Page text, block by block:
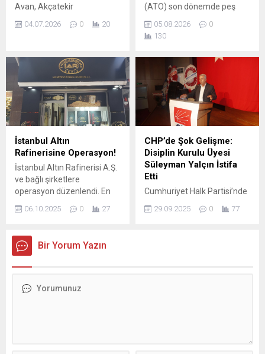
Avan, Akçatekir
planlanan Küçük Sanayi
açıkladı. Belediye
bünyesinde yürütülen
çalışmalar sonucunda
sanayi sitesinin yapılacağı
alanın kesinleştirildiğini
belirten Avan, proje
kapsamında sanayi
esnafıyla bir araya gelerek
müjdeyi paylaştı. Toplantıda
esnafın görüş ve taleplerini
de dinleyen Avan, projenin
ortak...
04.07.2026 0 20
(ATO) son dönemde peş
iddialar, oda yönetiminin
aldığı bazı kararları yeniden
bin üyesi bulunan ATO’da
özellikle fuar
organizasyonları ve
ATOSEV’e ilişkin
uygulamalar, üyeler
arasında eleştirilere neden
oluyor. Adana iş dünyasının
en önemli çatı
kuruluşlarından biri olan
Adana Ticaret Odası’nda,
05.08.2026
0
130
İstanbul Altın
Rafinerisine Operasyon!
İstanbul Altın Rafinerisi A.Ş.
ve bağlı şirketlere
operasyon düzenlendi. En
kararı var… Soruşturma,
Merkez Bankası tarafından
‘Firmaların Yurt Dışı Kaynaklı
Desteklenmesi Hakkında
06.10.2025 0 27
CHP’de Şok Gelişme:
Disiplin Kurulu Üyesi
Süleyman Yalçın İstifa
Etti
Cumhuriyet Halk Partisi’nde
gelişme yaşandı. Disiplin
29.09.2025 0 77
Bir Yorum Yazın